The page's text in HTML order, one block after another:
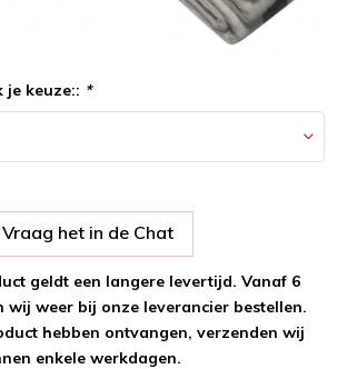
je keuze:: *
het in de Chat
geldt een langere levertijd. Vanaf 6
wij weer bij onze leverancier bestellen.
hebben ontvangen, verzenden wij
enkele werkdagen.